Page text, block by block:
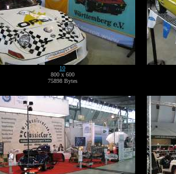
10
800 x 600
75898 Bytes